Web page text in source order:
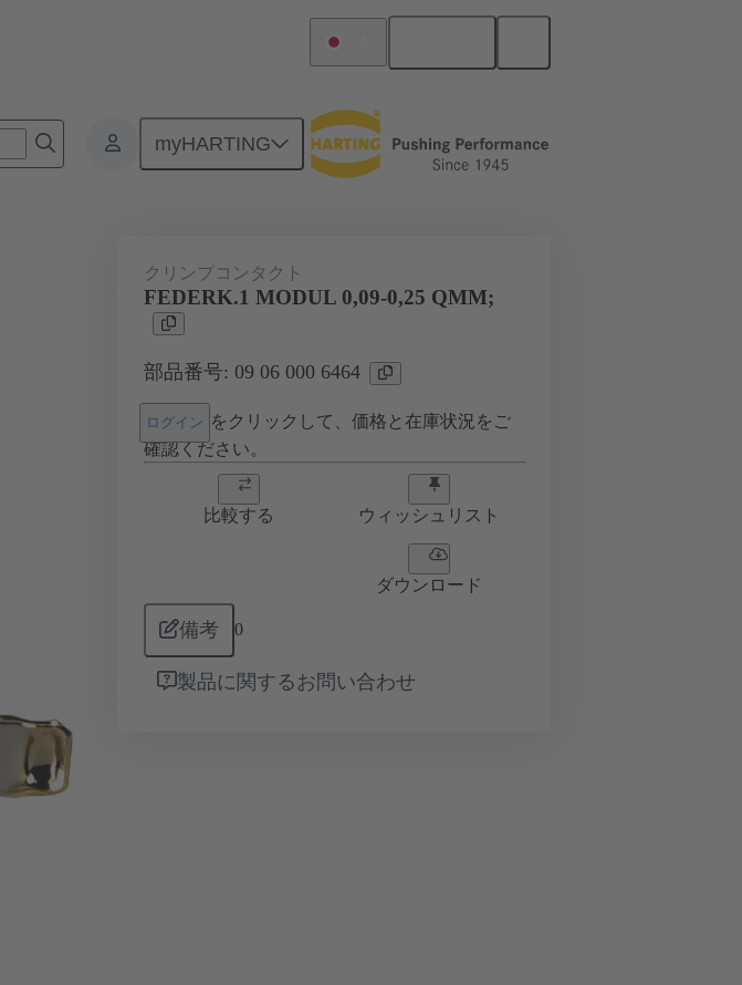
myHARTING
クリンプコンタクト
FEDERK.1 MODUL 0,09-0,25 QMM;
部品番号: 09 06 000 6464
ログイン をクリックして、価格と在庫状況をご
確認ください。
比較する ウィッシュリスト
ダウンロード
備考 0
製品に関するお問い合わせ